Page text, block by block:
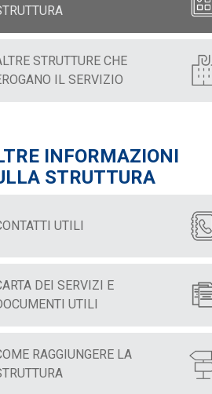
STRUTTURE CHE
IL SERVIZIO
INFORMAZIONI
STRUTTURA
UTILI
DEI SERVIZI E
UTILI
RAGGIUNGERE LA